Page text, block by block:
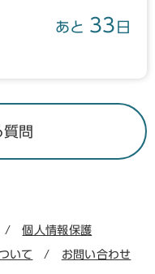
あと 33 日
質問
個人情報保護
いて お問い合わせ